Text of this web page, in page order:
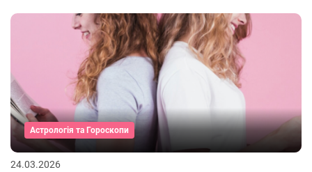
Астрологія та Гороскопи
24.03.2026